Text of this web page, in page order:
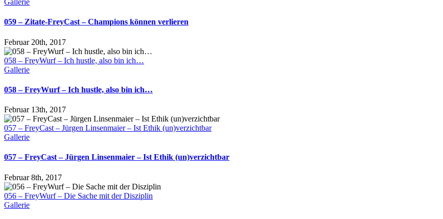
Gallerie
059 – Zitate-FreyCast – Champions können verlieren
Februar 20th, 2017
058 – FreyWurf – Ich hustle, also bin ich…
Gallerie
058 – FreyWurf – Ich hustle, also bin ich…
Februar 13th, 2017
057 – FreyCast – Jürgen Linsenmaier – Ist Ethik (un)verzichtbar
Gallerie
057 – FreyCast – Jürgen Linsenmaier – Ist Ethik (un)verzichtbar
Februar 8th, 2017
056 – FreyWurf – Die Sache mit der Disziplin
Gallerie